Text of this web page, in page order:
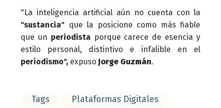
"La inteligencia artificial aún no cuenta con la
"sustancia" que la posicione como más fiable
que un periodista porque carece de esencia y
estilo personal, distintivo e infalible en el
periodismo", expuso Jorge Guzmán.
Tags
Plataformas Digitales